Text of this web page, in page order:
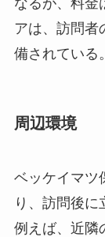
ベッケイマツ
め、静かな時
もおすすめだ
また、周辺に